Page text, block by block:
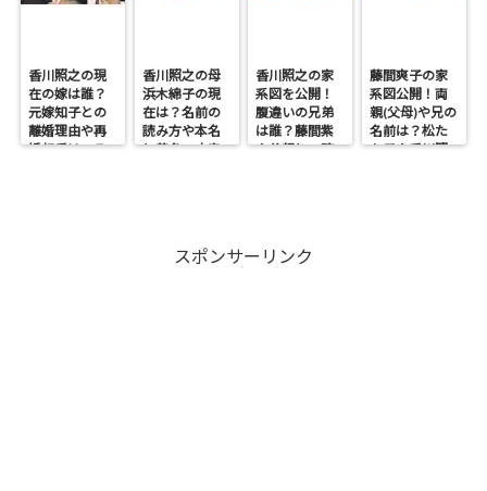
香川照之の現
在の嫁は誰？
元嫁知子との
離婚理由や再
婚相手はいる
香川照之の母
浜木綿子の現
在は？名前の
読み方や本名
と芸名の由来
香川照之の家
系図を公開！
腹違いの兄弟
は誰？藤間紫
や父親との確
藤間爽子の家
系図公開！両
親(父母)や兄の
名前は？松た
か子や香川照
スポンサーリンク